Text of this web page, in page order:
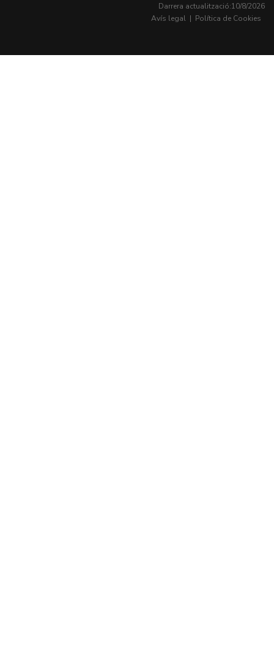
Darrera actualització:10/8/2026
Avís legal | Política de Cookies